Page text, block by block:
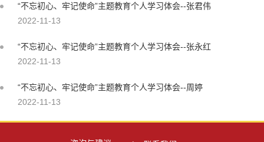
“不忘初心、牢记使命”主题教育个人学习体会--张君伟
2022-11-13
“不忘初心、牢记使命”主题教育个人学习体会--张永红
2022-11-13
“不忘初心、牢记使命”主题教育个人学习体会--周婷
2022-11-13